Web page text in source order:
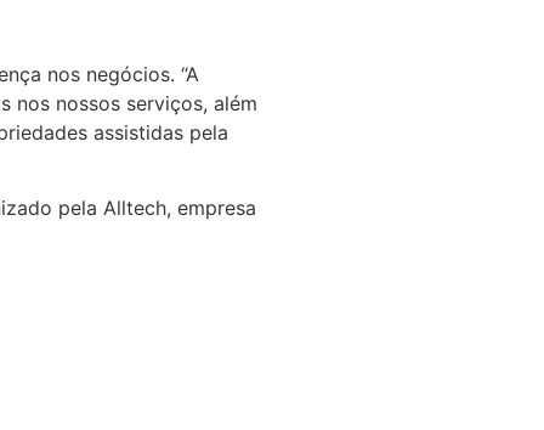
nos negócios. “A
nos nossos serviços, além
assistidas pela
pela Alltech, empresa